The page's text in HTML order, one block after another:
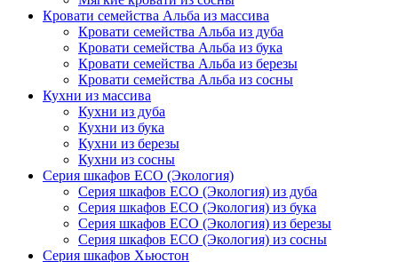
Кровати семейства Альба из массива
Кровати семейства Альба из дуба
Кровати семейства Альба из бука
Кровати семейства Альба из березы
Кровати семейства Альба из сосны
Кухни из массива
Кухни из дуба
Кухни из бука
Кухни из березы
Кухни из сосны
Серия шкафов ECO (Экология)
Серия шкафов ECO (Экология) из дуба
Серия шкафов ECO (Экология) из бука
Серия шкафов ECO (Экология) из березы
Серия шкафов ECO (Экология) из сосны
Серия шкафов Хьюстон